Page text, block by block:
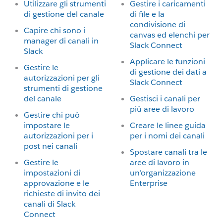
Utilizzare gli strumenti
di gestione del canale
Capire chi sono i
manager di canali in
Slack
Gestire le
autorizzazioni per gli
strumenti di gestione
del canale
Gestire chi può
impostare le
autorizzazioni per i
post nei canali
Gestire le
impostazioni di
approvazione e le
richieste di invito dei
canali di Slack
Connect
Gestire i caricamenti
di file e la
condivisione di
canvas ed elenchi per
Slack Connect
Applicare le funzioni
di gestione dei dati a
Slack Connect
Gestisci i canali per
più aree di lavoro
Creare le linee guida
per i nomi dei canali
Spostare canali tra le
aree di lavoro in
un’organizzazione
Enterprise